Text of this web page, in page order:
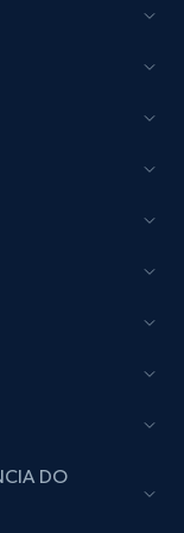
Final
by
Final
grátis
DO